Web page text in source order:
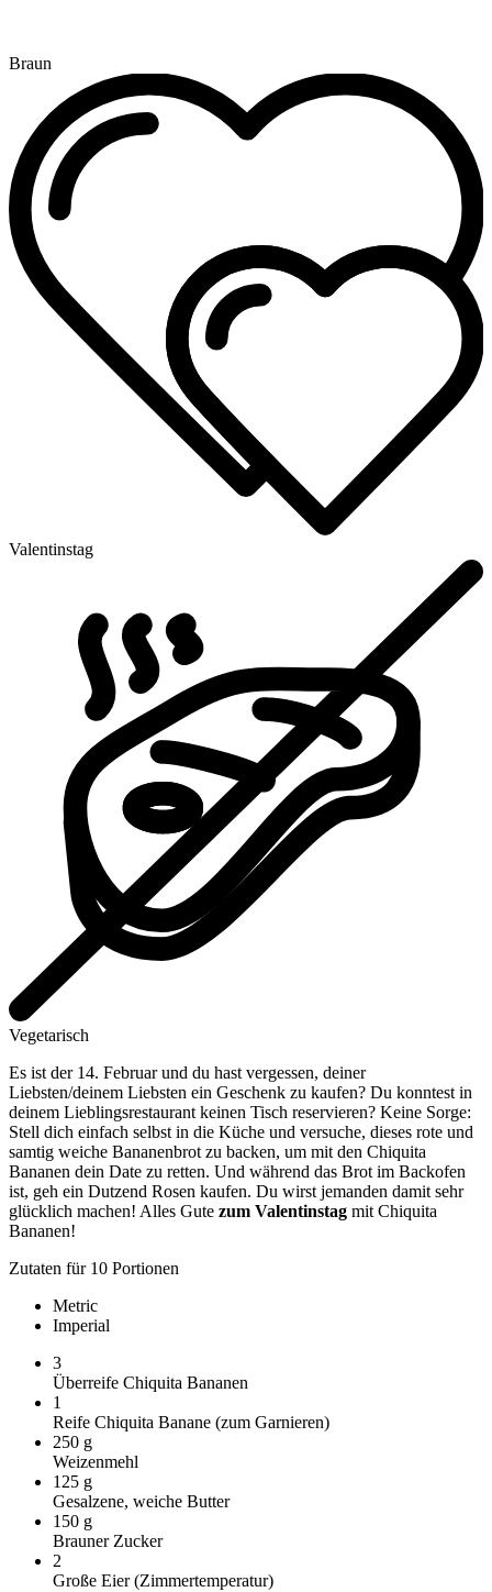
Braun
Valentinstag
Vegetarisch
Es ist der 14. Februar und du hast vergessen, deiner
Liebsten/deinem Liebsten ein Geschenk zu kaufen? Du konntest in
deinem Lieblingsrestaurant keinen Tisch reservieren? Keine Sorge:
Stell dich einfach selbst in die Küche und versuche, dieses rote und
samtig weiche Bananenbrot zu backen, um mit den Chiquita
Bananen dein Date zu retten. Und während das Brot im Backofen
ist, geh ein Dutzend Rosen kaufen. Du wirst jemanden damit sehr
glücklich machen! Alles Gute zum Valentinstag mit Chiquita
Bananen!
Zutaten für 10 Portionen
Metric
Imperial
3
Überreife Chiquita Bananen
1
Reife Chiquita Banane (zum Garnieren)
250 g
Weizenmehl
125 g
Gesalzene, weiche Butter
150 g
Brauner Zucker
2
Große Eier (Zimmertemperatur)